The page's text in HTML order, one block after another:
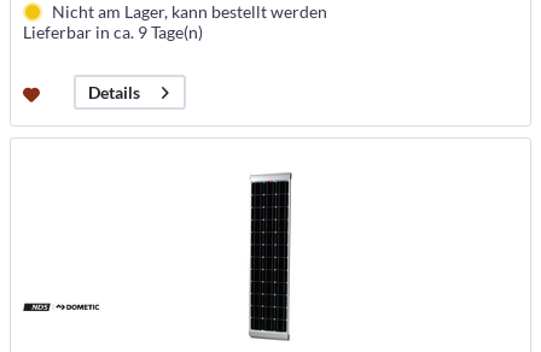
Nicht am Lager, kann bestellt werden
Lieferbar in ca. 9 Tage(n)
Details